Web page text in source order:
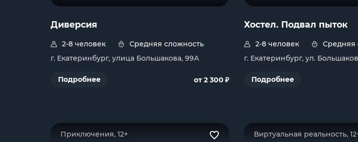
Диверсия
2-8 человек
Средняя сложность
г. Екатеринбург, улица Большакова, 99А
Подробнее от 2 300 ₽
Хостел. Подвал пыток
2-8 человек
Средняя
г. Екатеринбург, ул.
Подробнее
Приключения, 12+ Виртуальная реальность,